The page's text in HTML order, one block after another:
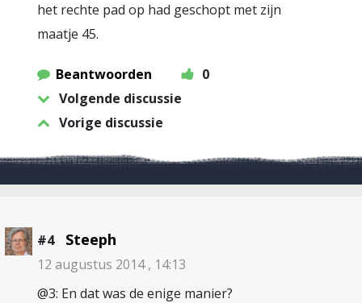
het rechte pad op had geschopt met zijn
maatje 45.
Beantwoorden
0
Volgende discussie
Vorige discussie
#4 Steeph
12 augustus 2014 , 14:13
@3: En dat was de enige manier?